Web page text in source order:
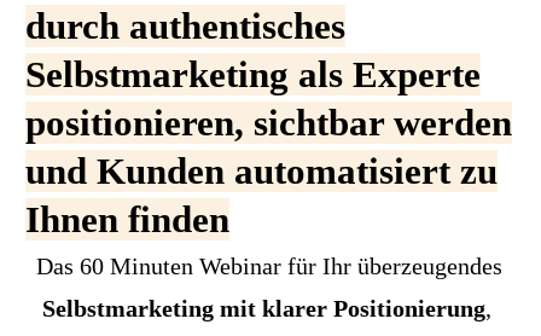
durch authentisches
Selbstmarketing als Experte
positionieren, sichtbar werden
und Kunden automatisiert zu
Ihnen finden
Das 60 Minuten Webinar für Ihr überzeugendes
Selbstmarketing mit klarer Positionierung,